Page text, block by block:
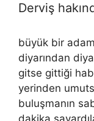
Derviş
büyük bir
diyarından
gitse gittiği
yerinden
buluşmanın
dakika